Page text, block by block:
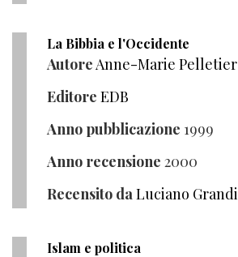
La Bibbia e l'Occidente
AutoreAnne-Marie Pelletier
Editore EDB
Anno pubblicazione 1999
Anno recensione 2000
Recensito daLuciano Grandi
Islam e politica